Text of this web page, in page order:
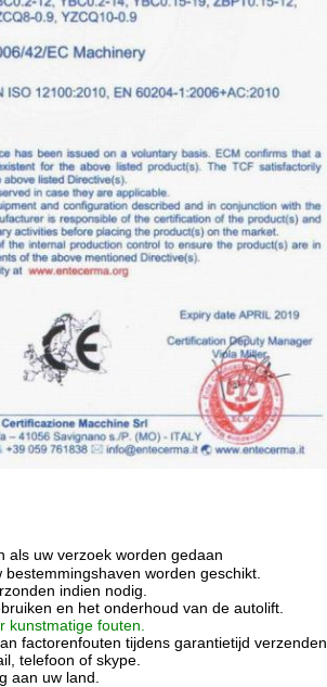
als uw verzoek worden gedaan
worden geschikt.
indien nodig.
en het onderhoud van de autolift.
kunstmatige fouten.
factorenfouten tijdens garantietijd verzenden.
telefoon of skype.
aan uw land.